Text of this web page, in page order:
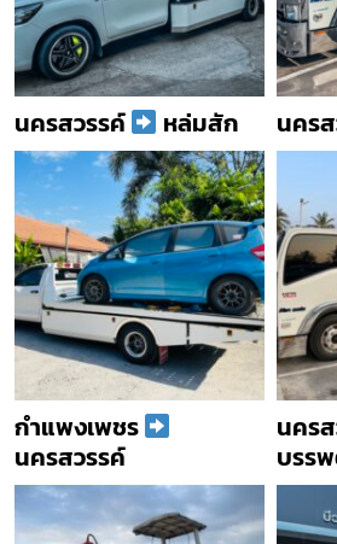
นครสวรรค์ หล่มสัก นคร
กำแพงเพชร
นครสวรรค์
นคร
บรร